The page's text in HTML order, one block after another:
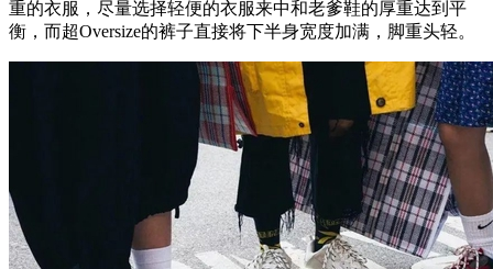
重的衣服，尽量选择轻便的衣服来中和老爹鞋的厚重达到平
衡，而超Oversize的裤子直接将下半身宽度加满，脚重头轻。